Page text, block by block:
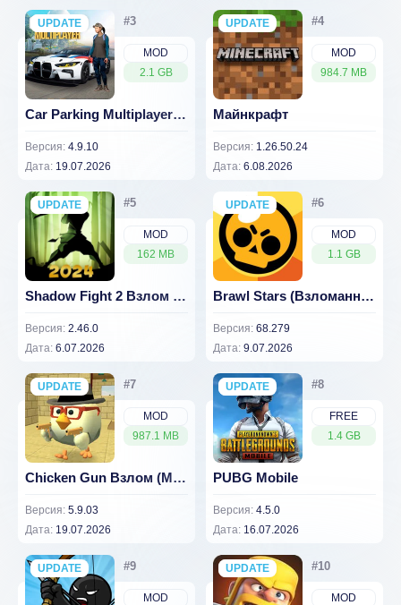
MOD
2.1 GB
UPDATE
NEW
Car Parking Multiplayer 4.9.10 (Взлом много денег)
Версия: 4.9.10
Дата: 19.07.2026
MOD
984.7 MB
UPDATE
NEW
Майнкрафт
Версия: 1.26.50.24
Дата: 6.08.2026
MOD
162 MB
UPDATE
NEW
Shadow Fight 2 Взлом (много денег) 2.46.0
Версия: 2.46.0
Дата: 6.07.2026
MOD
1.1 GB
UPDATE
NEW
Brawl Stars (Взломанный, приватный сервер)
Версия: 68.279
Дата: 9.07.2026
MOD
987.1 MB
UPDATE
NEW
Chicken Gun Взлом (Много Денег) 5.9.03
Версия: 5.9.03
Дата: 19.07.2026
FREE
1.4 GB
UPDATE
NEW
PUBG Mobile
Версия: 4.5.0
Дата: 16.07.2026
MOD
UPDATE
NEW
MOD
UPDATE
NEW